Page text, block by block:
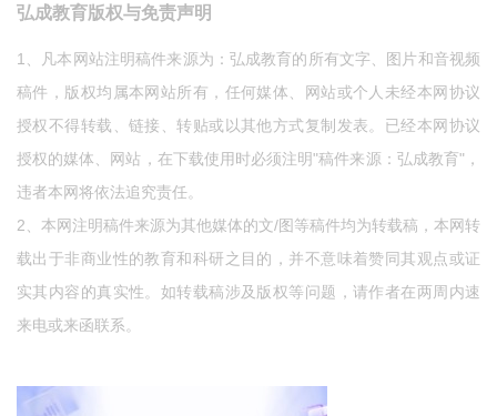
弘成教育版权与免责声明
1、凡本网站注明稿件来源为：弘成教育的所有文字、图片和音视频
稿件，版权均属本网站所有，任何媒体、网站或个人未经本网协议
授权不得转载、链接、转贴或以其他方式复制发表。已经本网协议
授权的媒体、网站，在下载使用时必须注明"稿件来源：弘成教育"，
违者本网将依法追究责任。
2、本网注明稿件来源为其他媒体的文/图等稿件均为转载稿，本网转
载出于非商业性的教育和科研之目的，并不意味着赞同其观点或证
实其内容的真实性。如转载稿涉及版权等问题，请作者在两周内速
来电或来函联系。